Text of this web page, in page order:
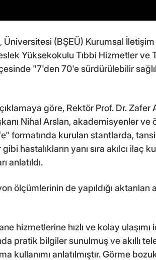
Üniversitesi (BŞEÜ) Kurumsal
Yüksekokulu Tıbbi Hizmetler ve
"7'den 70'e sürdürülebilir
göre, Rektör Prof. Dr. Zafer
Nihal Arslan, akademisyenler ve
formatında kurulan stantlarda,
hastalıkların yanı sıra akılcı ilaç
anlatıldı.
ölçümlerinin de yapıldığı aktarılan
hizmetlerine hızlı ve kolay ulaşımı
pratik bilgiler sunulmuş ve akıllı
kullanımı anlatılmıştır. Görme